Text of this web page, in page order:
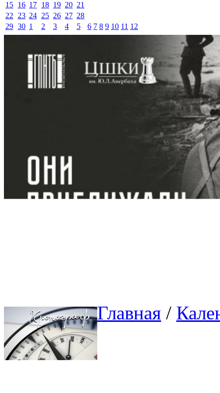
15 16 17 18 19 20 21
22
23 24 25 26 27 28
29 30 1 2 3 4 5 6 7 8 9 10 11 12
Главная /